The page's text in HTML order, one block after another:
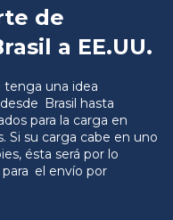
de
a EE.UU.
tenga una idea
Brasil hasta
para la carga en
Si su carga cabe en uno
ésta será por lo
el envío por